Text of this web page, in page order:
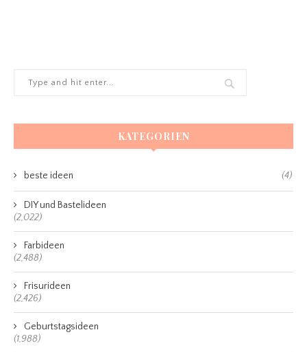
KATEGORIEN
beste ideen (4)
DIY und Bastelideen
(2,022)
Farbideen
(2,488)
Frisurideen
(2,426)
Geburtstagsideen
(1,988)